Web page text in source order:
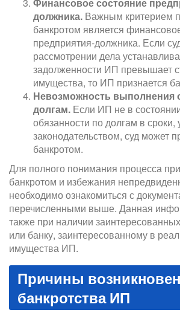
Финансовое состояние
должника. Важным критерием
банкротом является
предприятия-должника. Если
рассмотрении дела
задолженности ИП превышает
имущества, то ИП признается
Невозможность выполнения
долгам. Если ИП не в
обязанности по долгам в
законодательством, суд может
банкротом.
Для полного понимания процесса
банкротом и избежания
необходимо ознакомиться с
перечисленными выше. Данная
также при наличии
или банку, заинтересованному в
имущества ИП.
Причины
банкротства ИП